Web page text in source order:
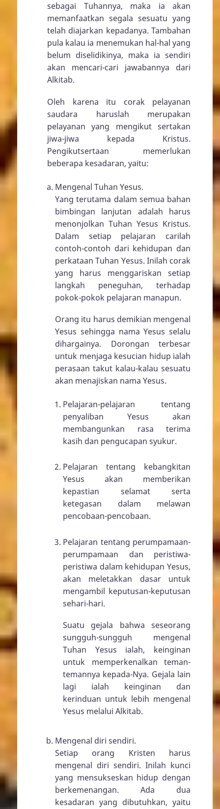
sebagai Tuhannya, maka ia akan
memanfaatkan segala sesuatu yang
telah diajarkan kepadanya. Tambahan
pula kalau ia menemukan hal-hal yang
belum diselidikinya, maka ia sendiri
akan mencari-cari jawabannya dari
Alkitab.
Oleh karena itu corak pelayanan
saudara haruslah merupakan
pelayanan yang mengikut sertakan
jiwa-jiwa kepada Kristus.
Pengikutsertaan memerlukan
beberapa kesadaran, yaitu:
Mengenal Tuhan Yesus.
Yang terutama dalam semua bahan
bimbingan lanjutan adalah harus
menonjolkan Tuhan Yesus Kristus.
Dalam setiap pelajaran carilah
contoh-contoh dari kehidupan dan
perkataan Tuhan Yesus. Inilah corak
yang harus menggariskan setiap
langkah peneguhan, terhadap
pokok-pokok pelajaran manapun.
Orang itu harus demikian mengenal
Yesus sehingga nama Yesus selalu
dihargainya. Dorongan terbesar
untuk menjaga kesucian hidup ialah
perasaan takut kalau-kalau sesuatu
akan menajiskan nama Yesus.
Pelajaran-pelajaran tentang
penyaliban Yesus akan
membangunkan rasa terima
kasih dan pengucapan syukur.
Pelajaran tentang kebangkitan
Yesus akan memberikan
kepastian selamat serta
ketegasan dalam melawan
pencobaan-pencobaan.
Pelajaran tentang perumpamaan-
perumpamaan dan peristiwa-
peristiwa dalam kehidupan Yesus,
akan meletakkan dasar untuk
mengambil keputusan-keputusan
sehari-hari.
Suatu gejala bahwa seseorang
sungguh-sungguh mengenal
Tuhan Yesus ialah, keinginan
untuk memperkenalkan teman-
temannya kepada-Nya. Gejala lain
lagi ialah keinginan dan
kerinduan untuk lebih mengenal
Yesus melalui Alkitab.
Mengenal diri sendiri.
Setiap orang Kristen harus
mengenal diri sendiri. Inilah kunci
yang mensukseskan hidup dengan
berkemenangan. Ada dua
kesadaran yang dibutuhkan, yaitu